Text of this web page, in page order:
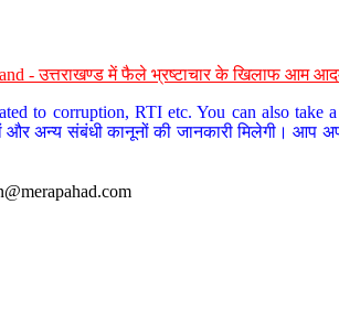
- उत्तराखण्ड में फैले भ्रष्टाचार के खिलाफ आम
to corruption, RTI etc. You can also take
अन्य संबंधी कानूनों की जानकारी मिलेगी। आप